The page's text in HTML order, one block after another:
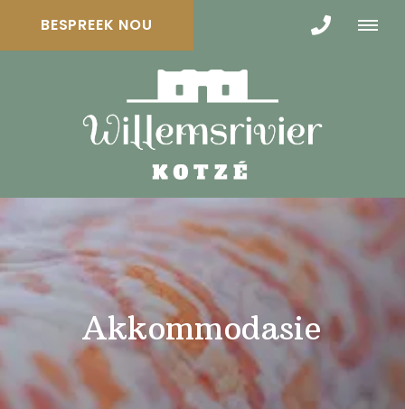
BESPREEK NOU
Akkommodasie